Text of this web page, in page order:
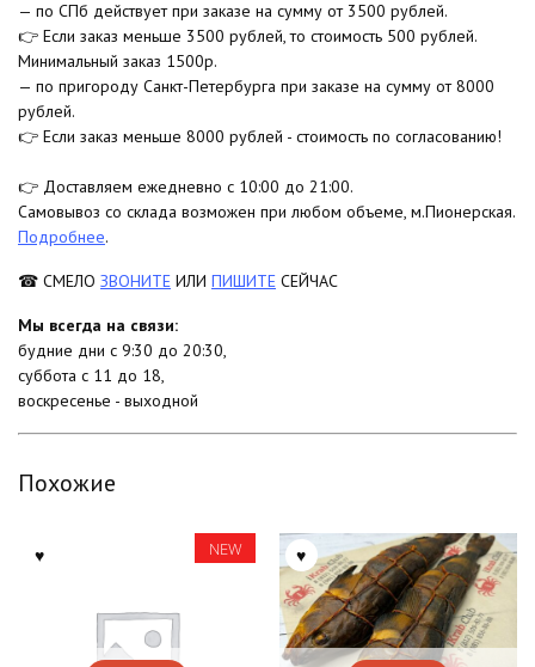
— по СПб действует при заказе на сумму от 3500 рублей.
👉 Если заказ меньше 3500 рублей, то стоимость 500 рублей.
Минимальный заказ 1500р.
— по пригороду Санкт-Петербурга при заказе на сумму от 8000
рублей.
👉 Если заказ меньше 8000 рублей - стоимость по согласованию!
👉 Доставляем ежедневно с 10:00 до 21:00.
Самовывоз со склада возможен при любом объеме, м.Пионерская.
Подробнее.
☎ СМЕЛО ЗВОНИТЕ ИЛИ ПИШИТЕ СЕЙЧАС
Мы всегда на связи:
будние дни с 9:30 до 20:30,
суббота с 11 до 18,
воскресенье - выходной
Похожие
NEW